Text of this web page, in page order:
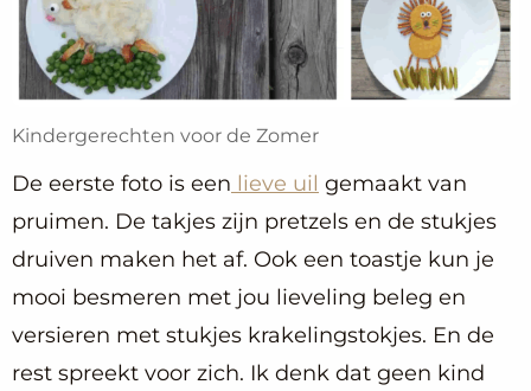
Kindergerechten voor de Zomer
De eerste foto is een lieve uil gemaakt van
pruimen. De takjes zijn pretzels en de stukjes
druiven maken het af. Ook een toastje kun je
mooi besmeren met jou lieveling beleg en
versieren met stukjes krakelingstokjes. En de
rest spreekt voor zich. Ik denk dat geen kind